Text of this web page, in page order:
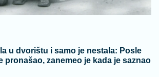
u dvorištu i samo je nestala: Posle
pronašao, zanemeo je kada je saznao